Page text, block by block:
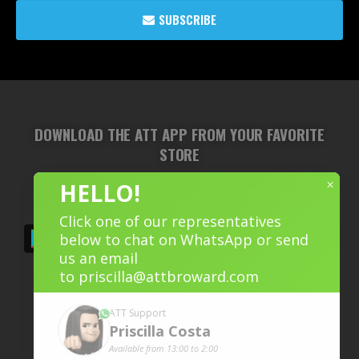
SUBSCRIBE
DOWNLOAD THE ATT APP FROM YOUR FAVORITE
STORE
×
HELLO!
Click one of our representatives
below to chat on WhatsApp or send
us an email
to priscilla@attbroward.com
ATT Support
Priscilla Costa
Available from 13:00 to 2:00